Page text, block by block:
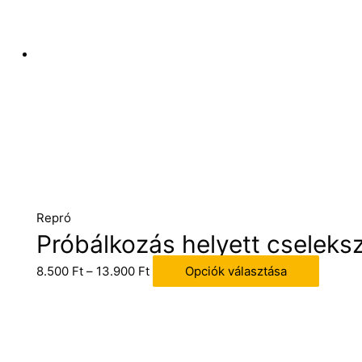
Repró
Próbálkozás helyett
8.500 Ft – 13.900 Ft Opciók választása